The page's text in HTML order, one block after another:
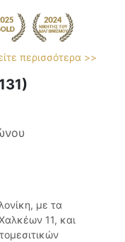
περισσότερα >>
με τα
11, και